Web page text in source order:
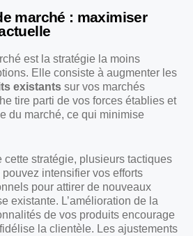
marché : maximiser
est la stratégie la moins
Elle consiste à augmenter les
existants sur vos marchés
tire parti de vos forces établies et
du marché, ce qui minimise
stratégie, plusieurs tactiques
pouvez intensifier vos efforts
pour attirer de nouveaux
existante. L’amélioration de la
de vos produits encourage
la clientèle. Les ajustements